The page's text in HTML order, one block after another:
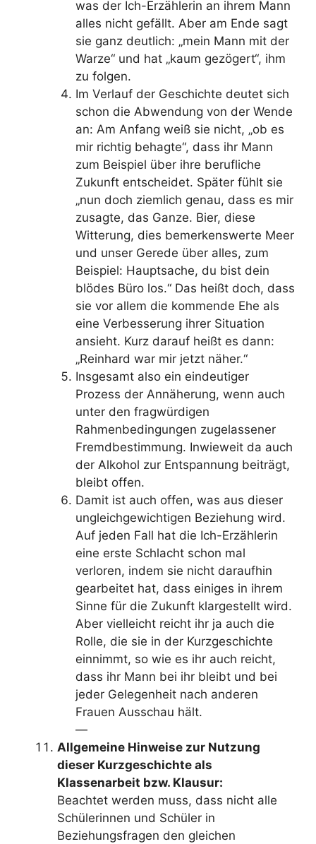
was der Ich-Erzählerin an ihrem Mann
alles nicht gefällt. Aber am Ende sagt
sie ganz deutlich: „mein Mann mit der
Warze“ und hat „kaum gezögert“, ihm
zu folgen.
Im Verlauf der Geschichte deutet sich
schon die Abwendung von der Wende
an: Am Anfang weiß sie nicht, „ob es
mir richtig behagte“, dass ihr Mann
zum Beispiel über ihre berufliche
Zukunft entscheidet. Später fühlt sie
„nun doch ziemlich genau, dass es mir
zusagte, das Ganze. Bier, diese
Witterung, dies bemerkenswerte Meer
und unser Gerede über alles, zum
Beispiel: Hauptsache, du bist dein
blödes Büro los.“ Das heißt doch, dass
sie vor allem die kommende Ehe als
eine Verbesserung ihrer Situation
ansieht. Kurz darauf heißt es dann:
„Reinhard war mir jetzt näher.“
Insgesamt also ein eindeutiger
Prozess der Annäherung, wenn auch
unter den fragwürdigen
Rahmenbedingungen zugelassener
Fremdbestimmung. Inwieweit da auch
der Alkohol zur Entspannung beiträgt,
bleibt offen.
Damit ist auch offen, was aus dieser
ungleichgewichtigen Beziehung wird.
Auf jeden Fall hat die Ich-Erzählerin
eine erste Schlacht schon mal
verloren, indem sie nicht daraufhin
gearbeitet hat, dass einiges in ihrem
Sinne für die Zukunft klargestellt wird.
Aber vielleicht reicht ihr ja auch die
Rolle, die sie in der Kurzgeschichte
einnimmt, so wie es ihr auch reicht,
dass ihr Mann bei ihr bleibt und bei
jeder Gelegenheit nach anderen
Frauen Ausschau hält.
—
Allgemeine Hinweise zur Nutzung
dieser Kurzgeschichte als
Klassenarbeit bzw. Klausur:
Beachtet werden muss, dass nicht alle
Schülerinnen und Schüler in
Beziehungsfragen den gleichen